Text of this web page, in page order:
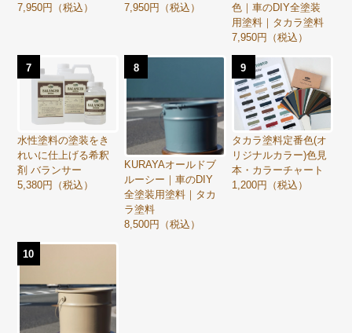
7,950円（税込）
7,950円（税込）
色｜車のDIY全塗装
用塗料｜タカラ塗料
7,950円（税込）
7
水性塗料の塗装をき
れいに仕上げる希釈
剤 バランサー
5,380円（税込）
8
KURAYAオールドブ
ルーシー｜車のDIY
全塗装用塗料｜タカ
ラ塗料
8,500円（税込）
9
タカラ塗料定番色(オ
リジナルカラー)色見
本・カラーチャート
1,200円（税込）
10